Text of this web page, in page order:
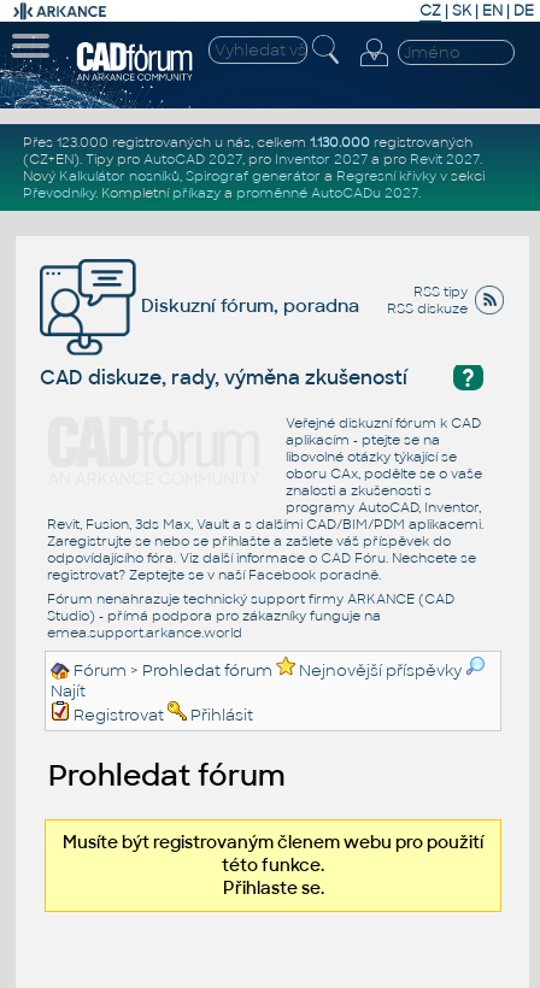
CZ | SK| EN | DE
Přes 123.000 registrovaných u nás, celkem 1.130.000registrovaných
(CZ+EN). Tipy pro AutoCAD 2027, pro Inventor 2027a pro Revit 2027.
Nový Kalkulátor nosníků, Spirograf generátor a Regresní křivkyv sekci
Převodníky. Kompletní příkazya proměnné AutoCADu 2027.
RSS tipy
RSS diskuze
Diskuzní fórum, poradna
?
CAD diskuze, rady, výměna zkušeností
Veřejné diskuzní fórum k CAD
aplikacím - ptejte se na
libovolné otázky týkající se
oboru CAx, podělte se o vaše
znalosti a zkušenosti s
programy AutoCAD, Inventor,
Revit, Fusion, 3ds Max, Vault a s dalšími CAD/BIM/PDM aplikacemi.
Zaregistrujte se nebo se přihlašte a zašlete váš příspěvek do
odpovídajícího fóra. Viz další informace o CAD Fóru. Nechcete se
registrovat? Zeptejte se v naší Facebook poradně.
Fórum nenahrazuje technický support firmy ARKANCE (CAD
Studio) - přímá podpora pro zákazníky funguje na
emea.support.arkance.world
Fórum > Prohledat fórum
Nejnovější příspěvky
Najít
Registrovat
Přihlásit
Prohledat fórum
Musíte být registrovaným členem webu pro použití
této funkce.
Přihlaste se.